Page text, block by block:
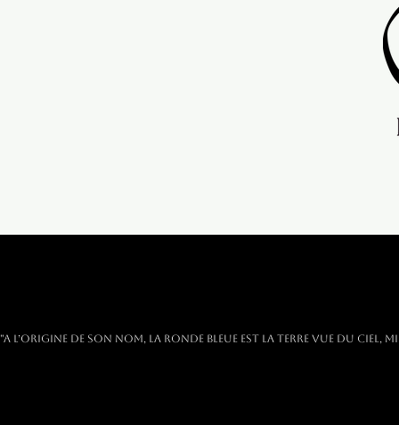
"A l’origine de son nom, la Ronde Bleue est la terre vue du ciel,